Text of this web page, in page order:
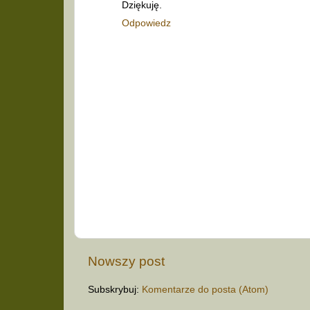
Dziękuję.
Odpowiedz
Nowszy post
Subskrybuj: Komentarze do posta (Atom)